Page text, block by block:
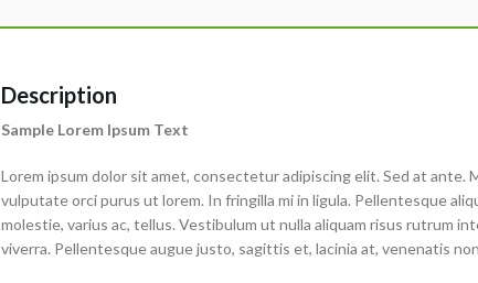
Description
Sample Lorem Ipsum Text
Lorem ipsum dolor sit amet, consectetur adipiscing elit. Sed at ante.
vulputate orci purus ut lorem. In fringilla mi in ligula. Pellentesque
molestie, varius ac, tellus. Vestibulum ut nulla aliquam risus rutrum
viverra. Pellentesque augue justo, sagittis et, lacinia at, venenatis